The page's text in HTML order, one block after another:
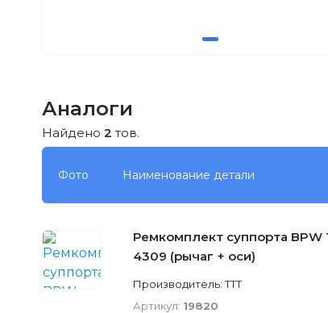
Аналоги
Найдено 2 тов.
Фото Наименование детали
Ремкомплект суппорта BPW
4309 (рычаг + оси)
Производитель: TTT
Артикул: 19820